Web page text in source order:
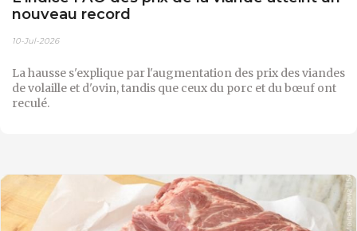
nouveau record
10-Jul-2026
La hausse s'explique par l'augmentation des prix des viandes
de volaille et d'ovin, tandis que ceux du porc et du bœuf ont
reculé.